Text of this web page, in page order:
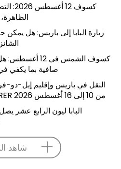
كسوف 12
زيارة البابا إلى باريس: هل
كسوف الشمس في
صافية بما يكفي
النقل في باريس وإقليم إيل-دو-
المترو وشبكات RER من 10 إلى 16 أغسطس 2026
البابا ليون الرابع عشر
شاهد